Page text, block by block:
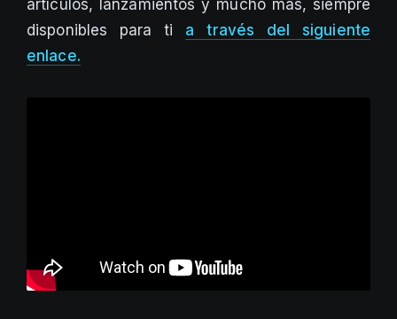
artículos, lanzamientos y mucho más, siempre
disponibles para ti a través del siguiente
enlace.